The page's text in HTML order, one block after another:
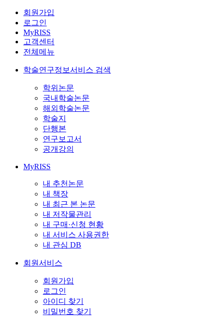
회원가입
로그인
MyRISS
고객센터
전체메뉴
학술연구정보서비스 검색
학위논문
국내학술논문
해외학술논문
학술지
단행본
연구보고서
공개강의
MyRISS
내 추천논문
내 책장
내 최근 본 논문
내 저작물관리
내 구매·신청 현황
내 서비스 사용권한
내 관심 DB
회원서비스
회원가입
로그인
아이디 찾기
비밀번호 찾기